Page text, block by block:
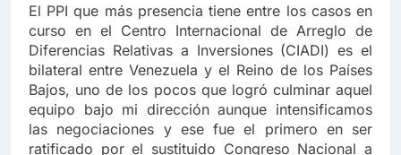
El PPI que más presencia tiene entre los casos en
curso en el Centro Internacional de Arreglo de
Diferencias Relativas a Inversiones (CIADI) es el
bilateral entre Venezuela y el Reino de los Países
Bajos, uno de los pocos que logró culminar aquel
equipo bajo mi dirección aunque intensificamos
las negociaciones y ese fue el primero en ser
ratificado por el sustituido Congreso Nacional a